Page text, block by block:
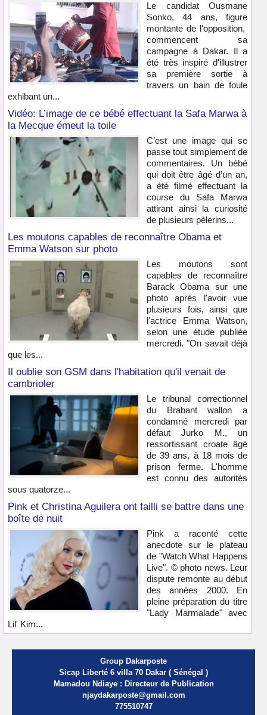
Le candidat Ousmane
Sonko, 44 ans, figure
montante de l'opposition,
commencent sa
campagne à Dakar. Il a
été très inspiré d'illustrer
sa première sortie à
travers un bain de foule
exhibant un...
Vidéo: L’image de ce bébé effectuant la Safa Marwa à
la Mecque émeut la toile
C’est une image qui se
passe tout simplement de
commentaires. Un bébé
qui doit être âgé d’un an,
a été filmé effectuant la
course du Safa Marwa
attirant ainsi la curiosité
de plusieurs pèlerins...
Les moutons capables de reconnaître Obama et
Emma Watson sur photo
Les moutons sont
capables de reconnaître
Barack Obama sur une
photo après l'avoir vue
plusieurs fois, ainsi que
l'actrice Emma Watson,
selon une étude publiée
mercredi. "On savait déjà
que les...
Il oublie son GSM dans l'habitation qu'il venait de
cambrioler
Le tribunal correctionnel
du Brabant wallon a
condamné mercredi par
défaut Jurko M., un
ressortissant croate âgé
de 39 ans, à 18 mois de
prison ferme. L'homme
est connu des autorités
sous quatorze...
Pink et Christina Aguilera ont failli se battre dans une
boîte de nuit
Pink a raconté cette
anecdote sur le plateau
de "Watch What Happens
Live". © photo news. Leur
dispute remonte au début
des années 2000. En
pleine préparation du titre
"Lady Marmalade" avec
Lil' Kim...
Group Dakarposte
Sicap Liberté 6 villa 70 Dakar ( Sénégal )
Mamadou Ndiaye : Directeur de Publication
njaydakarposte@gmail.com
775510747